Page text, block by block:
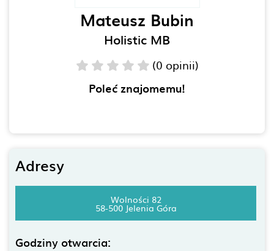
Mateusz Bubin
Holistic MB
(0 opinii)
Poleć znajomemu!
Adresy
Wolności 82
58-500 Jelenia Góra
Godziny otwarcia: